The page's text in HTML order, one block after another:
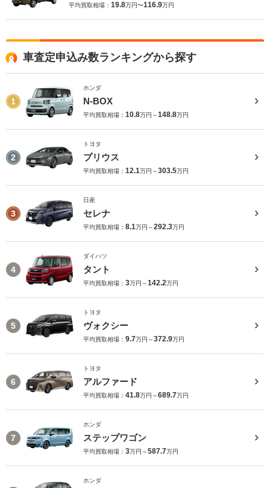
平均買取相場： 19.8万円〜116.9万円
車査定申込み数ランキングから探す
1
ホンダ
N-BOX
平均買取相場： 10.8万円～148.8万円
2
トヨタ
プリウス
平均買取相場： 12.1万円～303.5万円
3
日産
セレナ
平均買取相場： 8.1万円～292.3万円
4
ダイハツ
タント
平均買取相場： 3万円～142.2万円
5
トヨタ
ヴォクシー
平均買取相場： 9.7万円～372.9万円
6
トヨタ
アルファード
平均買取相場： 41.8万円～689.7万円
7
ホンダ
ステップワゴン
平均買取相場： 3万円～587.7万円
ホンダ